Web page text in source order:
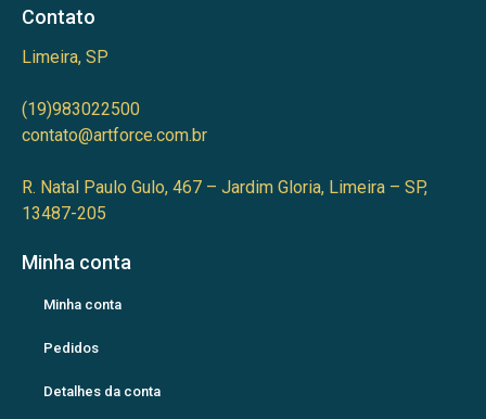
Contato
Limeira, SP
(19)983022500
contato@artforce.com.br
R. Natal Paulo Gulo, 467 – Jardim Gloria, Limeira – SP,
13487-205
Minha conta
Minha conta
Pedidos
Detalhes da conta